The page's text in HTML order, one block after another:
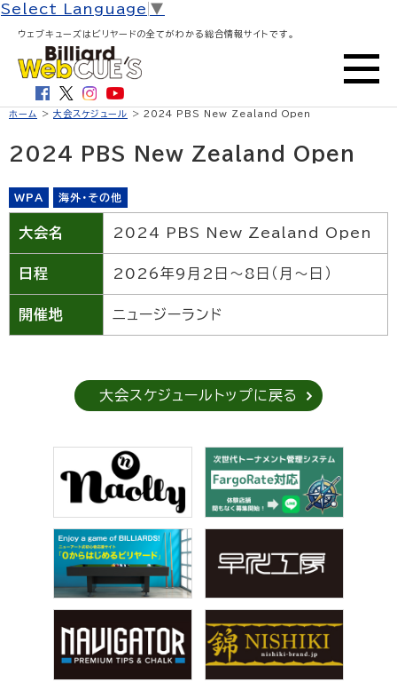
Select Language ▼
ウェブキューズはビリヤードの全てがわかる総合情報サイトです。
ホーム > 大会スケジュール > 2024 PBS New Zealand Open
2024 PBS New Zealand Open
WPA 海外・その他
大会名 2024 PBS New Zealand Open
日程 2026年9月2日〜8日（月〜日）
開催地 ニュージーランド
大会スケジュールトップに戻る